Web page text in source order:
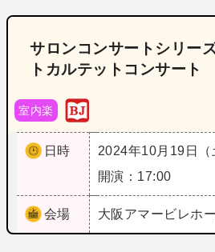
サロンコンサートシリー
トカルテットコンサート
室内楽
日時
2024年10月19日（
開演：17:00
会場 大阪 アマービレホ